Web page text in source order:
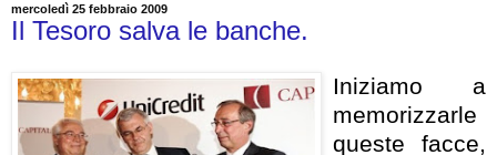
mercoledì 25 febbraio 2009
Il Tesoro salva le banche.
Iniziamo a
memorizzarle
queste facce,